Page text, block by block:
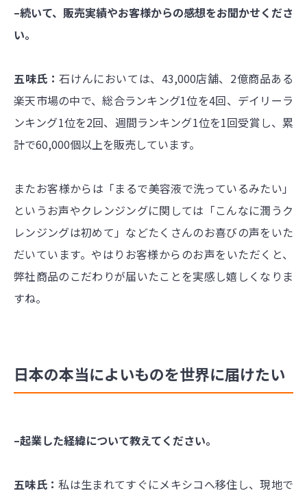
–続いて、販売実績やお客様からの感想をお聞かせくださ
い。
五味氏：石けんにおいては、43,000店舗、2億商品ある
楽天市場の中で、総合ランキング1位を4回、デイリーラ
ンキング1位を2回、週間ランキング1位を1回受賞し、累
計で60,000個以上を販売しています。
またお客様からは「まるで美容液で洗っているみたい」
というお声やクレンジングに関しては「こんなに潤うク
レンジングは初めて」などたくさんのお喜びの声をいた
だいています。やはりお客様からのお声をいただくと、
弊社商品のこだわりが届いたことを実感し嬉しくなりま
すね。
日本の本当によいものを世界に届けたい
–起業した経緯について教えてください。
五味氏：私は生まれてすぐにメキシコへ移住し、現地で